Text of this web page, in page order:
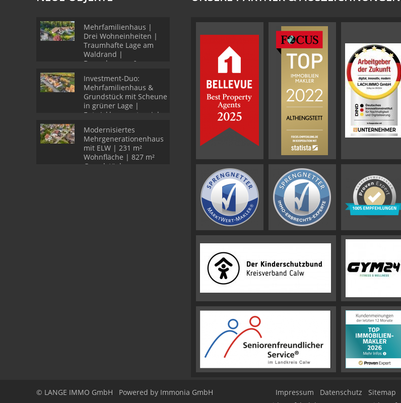
Mehrfamilienhaus |
Drei Wohneinheiten |
Traumhafte Lage am
Waldrand |
Doppelgarage &
Investment-Duo:
Mehrfamilienhaus &
Grundstück mit Scheune
in grüner Lage |
Entwicklungspotenzial
Modernisiertes
Mehrgenerationenhaus
mit ELW | 231 m²
Wohnfläche | 827 m²
Grundstück
© LANGE IMMO GmbH Powered by Immonia GmbH Impressum Datenschutz
Sitemap